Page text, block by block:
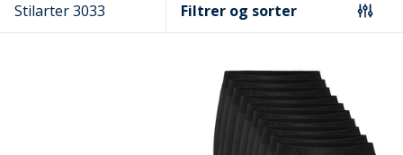
Stilarter 3033 Filtrer og sorter